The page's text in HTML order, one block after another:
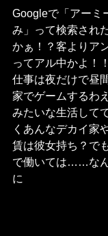
Googleで「アーミ
み」って検索され
かぁ！？客よりア
ってアル中かよ！
仕事は夜だけで昼
家でゲームするわ
みたいな生活して
くあんなデカイ家
賃は彼女持ち？で
で働いては……な
に